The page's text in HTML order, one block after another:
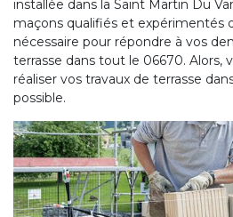
installée dans la Saint Martin Du
maçons qualifiés et expérimentés
nécessaire pour répondre à vos
terrasse dans tout le 06670. Alors,
réaliser vos travaux de terrasse
possible.